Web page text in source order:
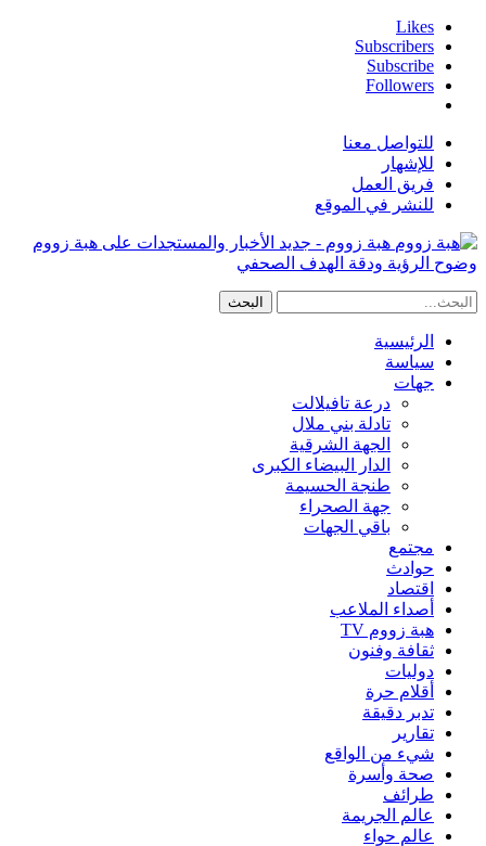
Likes
Subscribers
Subscribe
Followers
للتواصل معنا
للإشهار
فريق العمل
للنشر في الموقع
هبة زووم - جديد الأخبار والمستجدات على هبة زووم
وضوح الرؤية ودقة الهدف الصحفي
الرئيسية
سياسة
جهات
درعة تافيلالت
تادلة بني ملال
الجهة الشرقية
الدار البيضاء الكبرى
طنجة الحسيمة
جهة الصحراء
باقي الجهات
مجتمع
حوادث
اقتصاد
أصداء الملاعب
هبة زووم TV
ثقافة وفنون
دوليات
أقلام حرة
تدبر دقيقة
تقارير
شيء من الواقع
صحة وأسرة
طرائف
عالم الجريمة
عالم حواء